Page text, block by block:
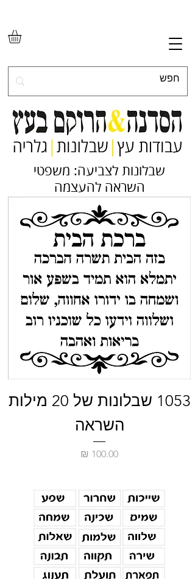
שבלונות לצביעה: משפטי
השראה להעצמה
1053 שבלונות של 20 מילות
השראה
מחיר